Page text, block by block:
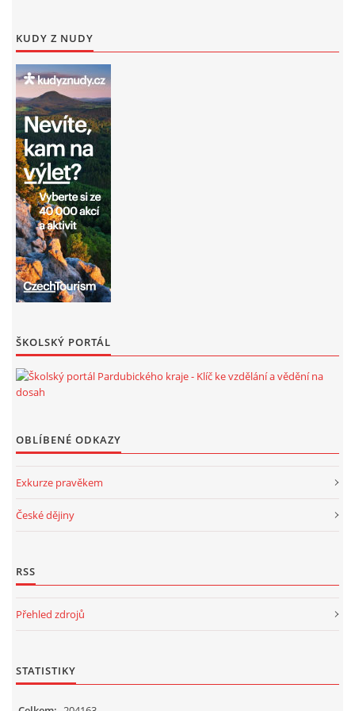
KUDY Z NUDY
ŠKOLSKÝ PORTÁL
OBLÍBENÉ ODKAZY
Exkurze pravěkem
České dějiny
RSS
Přehled zdrojů
STATISTIKY